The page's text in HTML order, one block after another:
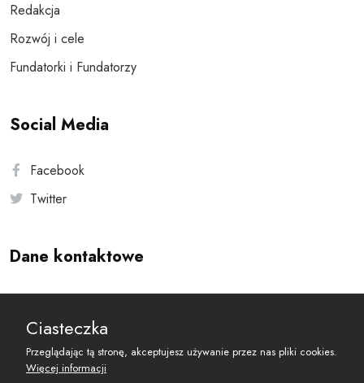
Redakcja
Rozwój i cele
Fundatorki i Fundatorzy
Social Media
Facebook
Twitter
Dane kontaktowe
reset@resetobywatelski.pl
Ciasteczka
Przeglądając tą stronę, akceptujesz używanie przez nas pliki cookies.
Więcej informacji